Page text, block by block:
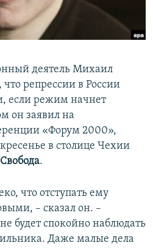
деятель Михаил
репрессии в России
если режим начнет
он заявил на
«Форум 2000»,
в столице Чехии
.
что отступать ему
– сказал он. –
будет спокойно наблюдать
Даже малые дела